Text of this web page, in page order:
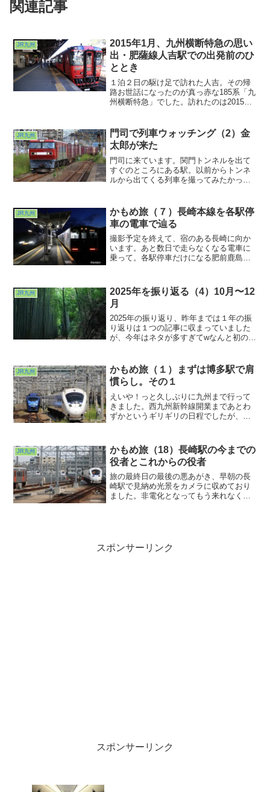
関連記事
JR九州
2015年1月、九州横断特急の思い
出・肥薩線人吉駅での出発前のひ
ととき
１泊２日の駆け足で訪れた人吉。その帰
路お世話になったのが真っ赤な185系「九
州横断特急」でした。訪れたのは2015年
今となっては貴重な記録となってしまい
ました・・・。
JR九州
門司で列車ウォッチング（2）金
太郎が来た
門司に来ています。関門トンネルを出て
すぐのところにある駅。以前からトンネ
ルから出てくる列車を撮ってみたかった
の気持ちがどこかに行ってしまっていま
した。
JR九州
かもめ旅（７）長崎本線を各駅停
車の電車で辿る
撮影予定を終えて、宿のある長崎に向か
います。あと数日で走らなくなる電車に
乗って。各駅停車だけになる肥前鹿島〜
た。そんな状況下のいわば乗り納め的な
各駅停車の電車旅。交換待ちや通過待ち
も昔語りになるのはもう数日後。貴重な
時期の貴重な体験となりました。
JR九州
2025年を振り返る（4）10月〜12
月
2025年の振り返り、昨年までは１年の振
り返りは１つの記事に収まっていました
が、今年はネタが多すぎてwなんと初の４
特記は9日間にわたる山陰ツアー。何年振
りか忘れるほどご無沙汰していた余部橋
梁。
JR九州
かもめ旅（１）まずは博多駅で肩
慣らし。その１
えいや！っと久しぶりに九州まで行って
きました。西九州新幹線開業まであとわ
ずかというギリギリの日程でしたが、天
自慢の車両たちで肩慣らし。あぁどの車
両もかっこいいわ♪乗り換えまでの１時間
はあっという間に過ぎ去りました。とい
うわけでもう１回続きます。
JR九州
かもめ旅（18）長崎駅の今までの
役者とこれからの役者
旅の最終日の最後の悪あがき、早朝の長
崎駅で見納め光景をカメラに収めており
ました。非電化となってもう来れなくな
ばかり。長年鉄道写真をやっているとそ
んな写真ばかりになってきますね。
スポンサーリンク
スポンサーリンク